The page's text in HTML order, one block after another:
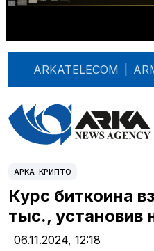
ARKATELECOM
АРКА-КРИПТО
Курс биткоина
тыс., установив
06.11.2024, 12:18